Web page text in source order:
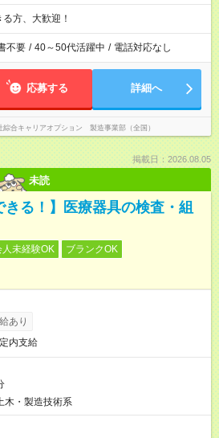
方、大歓迎！
不要 / 40～50代活躍中 / 電話対応なし
応募する 詳細へ
綜合キャリアオプション 製造事業部（全国）
掲載日：2026.08.05
未読
きる！】医療器具の検査・組
人未経験OK
ブランクOK
あり
内支給
木・製造技術系